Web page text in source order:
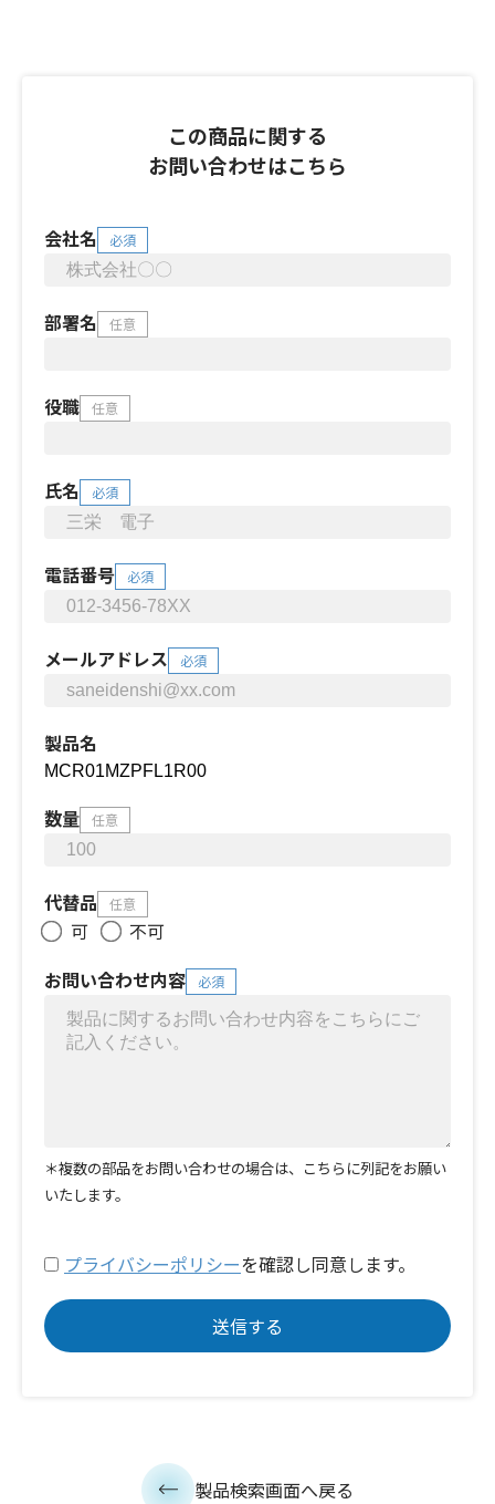
この商品に関する
お問い合わせはこちら
会社名 必須
部署名 任意
役職 任意
氏名 必須
電話番号 必須
メールアドレス 必須
製品名
数量 任意
代替品 任意
可
不可
お問い合わせ内容
必須
＊複数の部品をお問い合わせの場合は、こちらに列記をお願い
いたします。
プライバシーポリシーを確認し同意します。
製品検索画面へ戻る